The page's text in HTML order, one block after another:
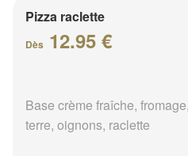
Pizza raclette
Dès 12.95 €
Base crème fraîche,
terre, oignons, raclette